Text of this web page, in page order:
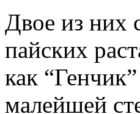
Двое из них
пайских
как
малейшей